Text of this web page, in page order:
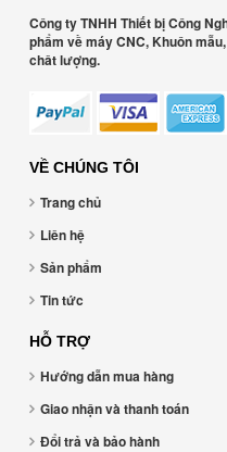
Công ty TNHH Thiết bị Công
phẩm về máy CNC, Khuôn
chât lượng.
VỀ CHÚNG TÔI
Trang chủ
Liên hệ
Sản phẩm
Tin tức
HỖ TRỢ
Hướng dẫn mua hàng
Giao nhận và thanh toán
Đổi trả và bảo hành